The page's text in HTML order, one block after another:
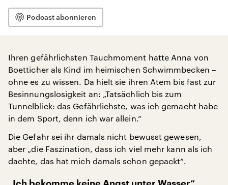
Podcast abonnieren
Ihren gefährlichsten Tauchmoment hatte Anna von
Boetticher als Kind im heimischen Schwimmbecken –
ohne es zu wissen. Da hielt sie ihren Atem bis fast zur
Besinnungslosigkeit an: „Tatsächlich bis zum
Tunnelblick: das Gefährlichste, was ich gemacht habe
in dem Sport, denn ich war allein.“
Die Gefahr sei ihr damals nicht bewusst gewesen,
aber „die Faszination, dass ich viel mehr kann als ich
dachte, das hat mich damals schon gepackt“.